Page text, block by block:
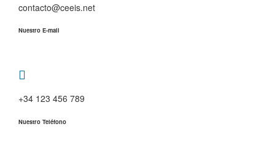
contacto@ceeis.net
Nuestro E-mail
+34 123 456 789
Nuestro Teléfono